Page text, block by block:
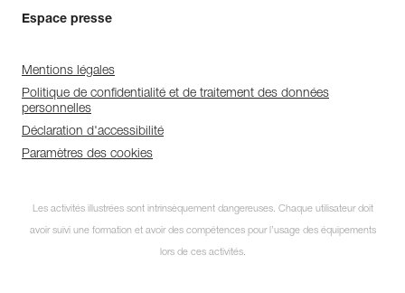
Espace presse
Mentions légales
Politique de confidentialité et de traitement des données
personnelles
Déclaration d'accessibilité
Paramètres des cookies
Les activités illustrées sont intrinsèquement dangereuses. Chaque utilisateur doit
avoir suivi une formation et avoir des compétences pour l’usage des équipements
lors de ces activités.